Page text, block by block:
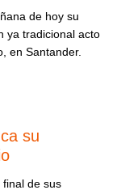
de hoy su
ya tradicional acto
en Santander.
su
final de sus